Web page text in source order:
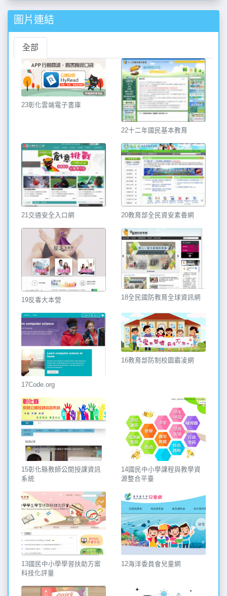
圖片連結
全部
23彰化雲端電子書庫
22十二年國民基本教育
21交通安全入口網 20教育部全民資安素養網
19反毒大本營 18全民國防教育全球資訊網
17Code.org
16教育部防制校園霸凌網
15彰化縣教師公開授課資訊
系統
14國民中小學課程與教學資
源整合平臺
13國民中小學學習扶助方案
科技化評量
12海洋委員會兒童網